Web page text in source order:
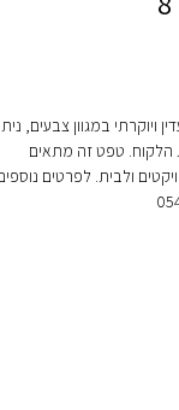
במגוון צבעים, ניתן
הלקוח. טפט זה מתאים
ולבית. לפרטים